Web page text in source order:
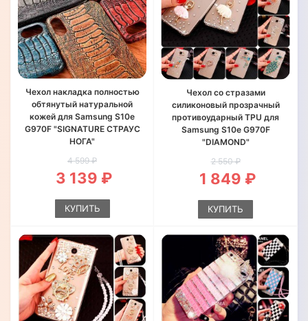
Чехол накладка полностью
обтянутый натуральной
кожей для Samsung S10e
G970F "SIGNATURE СТРАУС
НОГА"
4 599 ₽
3 139 ₽
КУПИТЬ
Чехол со стразами
силиконовый прозрачный
противоударный TPU для
Samsung S10e G970F
"DIAMOND"
2 550 ₽
1 849 ₽
КУПИТЬ